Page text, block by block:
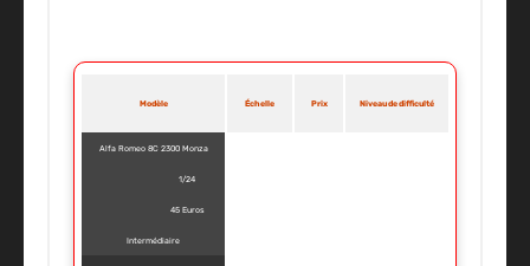
Modèle Échelle Prix Niveau de difficulté
Alfa Romeo 8C 2300 Monza
1/24
45 Euros
Intermédiaire